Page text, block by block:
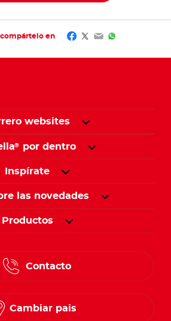
en Facebook
Twitter
EmailWhatsApp
websites
® por dentro
Inspírate
las novedades
Productos
Contacto
Cambiar pais